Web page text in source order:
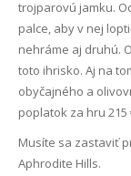
trojparovú jamku.
palce, aby v nej
nehráme aj druhú.
toto ihrisko. Aj na
obyčajného a
poplatok za hru 215
Musíte sa zastaviť
Aphrodite Hills.